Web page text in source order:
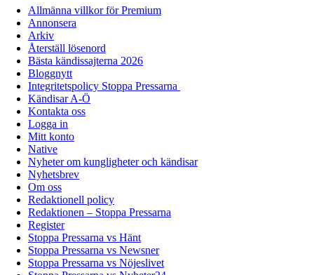
Allmänna villkor för Premium
Annonsera
Arkiv
Återställ lösenord
Bästa kändissajterna 2026
Bloggnytt
Integritetspolicy Stoppa Pressarna
Kändisar A-Ö
Kontakta oss
Logga in
Mitt konto
Native
Nyheter om kungligheter och kändisar
Nyhetsbrev
Om oss
Redaktionell policy
Redaktionen – Stoppa Pressarna
Register
Stoppa Pressarna vs Hänt
Stoppa Pressarna vs Newsner
Stoppa Pressarna vs Nöjeslivet